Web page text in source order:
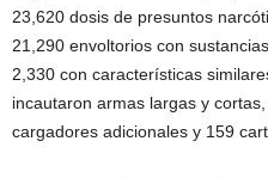
23,620 dosis de presuntos
21,290 envoltorios con
2,330 con características
incautaron armas largas y
cargadores adicionales y 159